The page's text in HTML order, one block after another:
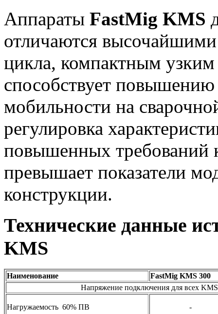
Аппараты FastMig KMS
отличаются высочайшими
цикла, компактным
способствует
мобильности на
регулировка
повышенных требований
превышает показатели
конструкции.
Технические данные
KMS
Наименование
FastMig KMS 300
Напряжение подключения для всех
Нагружаемость 60% ПВ -